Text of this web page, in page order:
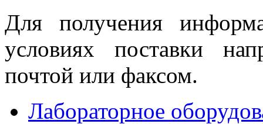
Для получения
условиях поставки
почтой или факсом.
Лабораторное